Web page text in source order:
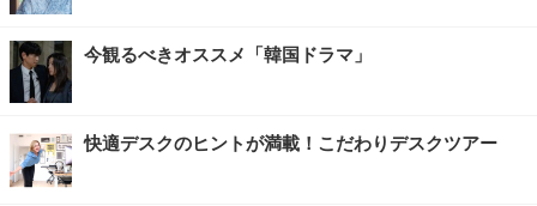
今観るべきオススメ「韓国ドラマ」
快適デスクのヒントが満載！こだわりデスクツアー